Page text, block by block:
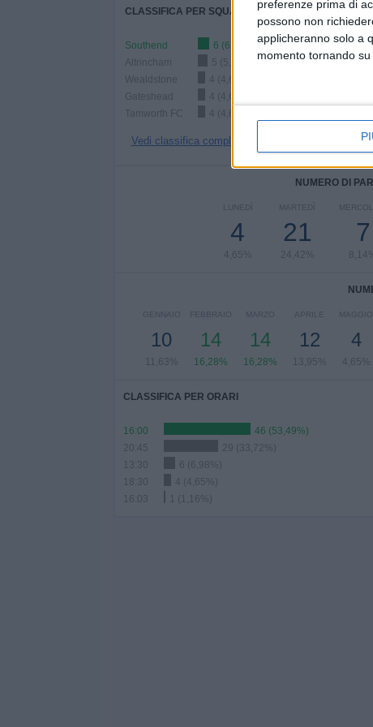
preferenze prima di
possono non
applicheranno solo a
momento tornando
CLASSIFICA PER SQUADRE
Southend
6 (6,98%)
Altrincham
5 (5,81%)
Wealdstone
4 (4,65%)
Gateshead
4 (4,65%)
Tamworth FC
4 (4,65%)
Vedi classifica completa
NUMERO DI
LUNEDÌ
4
4,65%
MARTEDÌ
21
24,42%
7
8,14%
GENNAIO
10
11,63%
FEBBRAIO
14
16,28%
MARZO
14
16,28%
APRILE
12
13,95%
MAGGIO
4
4,65%
CLASSIFICA PER ORARI
16:00
46 (53,49%)
20:45
29 (33,72%)
13:30
6 (6,98%)
18:30
4 (4,65%)
16:03
1 (1,16%)